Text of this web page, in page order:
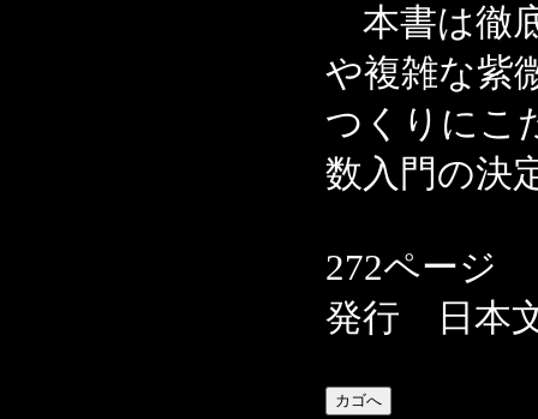
本書は徹
や複雑な紫
つくりにこ
数入門の決
272ページ
発行 日本